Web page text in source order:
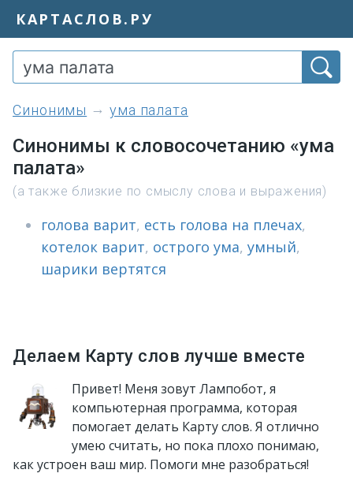
КАРТАСЛОВ.РУ
синонимы ума палата
Синонимы к словосочетанию «ума
палата»
(а также близкие по смыслу слова и выражения)
голова варит, есть голова на плечах,
котелок варит, острого ума, умный,
шарики вертятся
Делаем Карту слов лучше вместе
Привет! Меня зовут Лампобот, я
компьютерная программа, которая
помогает делать Карту слов. Я отлично
умею считать, но пока плохо понимаю,
как устроен ваш мир. Помоги мне разобраться!